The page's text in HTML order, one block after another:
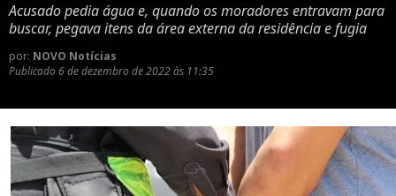
Acusado pedia água e, quando os moradores entravam para
buscar, pegava itens da área externa da residência e fugia
por: NOVO Notícias
Publicado 6 de dezembro de 2022 às 11:35